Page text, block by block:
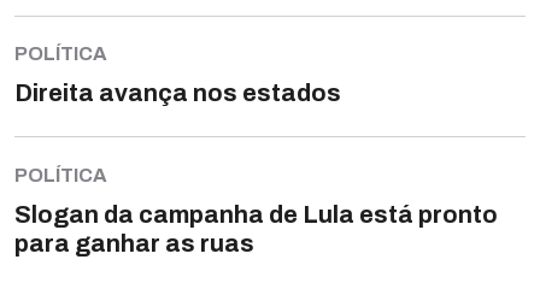
POLÍTICA
Direita avança nos estados
POLÍTICA
Slogan da campanha de Lula está pronto
para ganhar as ruas